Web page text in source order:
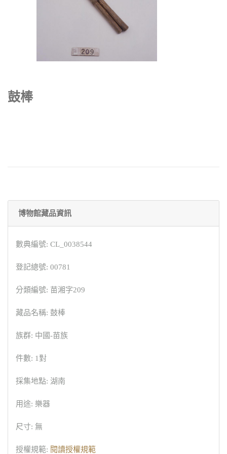
鼓棒
博物館藏品資訊
數典編號: CL_0038544
登記總號: 00781
分類編號: 苗湘字209
藏品名稱: 鼓棒
族群: 中國-苗族
件數: 1對
採集地點: 湖南
用途: 樂器
尺寸: 無
授權規範: 閱讀授權規範